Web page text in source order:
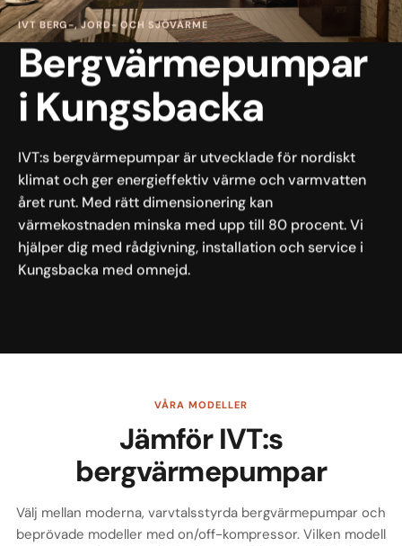
IVT BERG-, JORD- OCH SJÖVÄRME
Bergvärmepumpar
i Kungsbacka
IVT:s bergvärmepumpar är utvecklade för nordiskt
klimat och ger energieffektiv värme och varmvatten
året runt. Med rätt dimensionering kan
värmekostnaden minska med upp till 80 procent. Vi
hjälper dig med rådgivning, installation och service i
Kungsbacka med omnejd.
VÅRA MODELLER
Jämför IVT:s
bergvärmepumpar
Välj mellan moderna, varvtalsstyrda bergvärmepumpar och
beprövade modeller med on/off-kompressor. Vilken modell